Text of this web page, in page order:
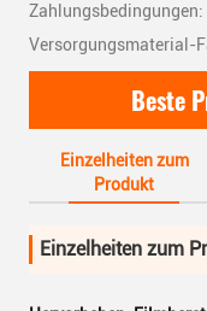
Zahlungsbedingungen:
Versorgungsmaterial-
Beste
Einzelheiten zum
Produkt
Einzelheiten zum